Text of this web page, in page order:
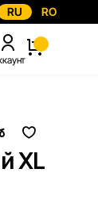
RU RO
XL